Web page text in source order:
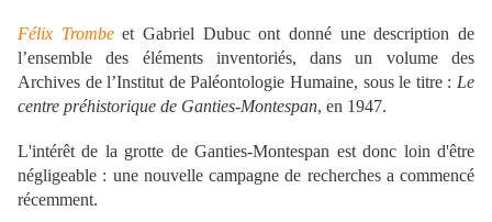
Félix Trombeet Gabriel Dubuc ont donné une description de
l’ensemble des éléments inventoriés, dans un volume des
Archives de l’Institut de Paléontologie Humaine, sous le titre : Le
centre préhistorique de Ganties-Montespan, en 1947.
L'intérêt de la grotte de Ganties-Montespan est donc loin d'être
négligeable : une nouvelle campagne de recherches a commencé
récemment.